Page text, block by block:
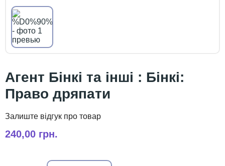
Агент Бінкі та інші : Бінкі:
Право дряпати
240,00 грн.